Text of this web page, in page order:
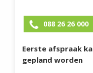
088 26 26 000
Eerste afspraak
gepland worden